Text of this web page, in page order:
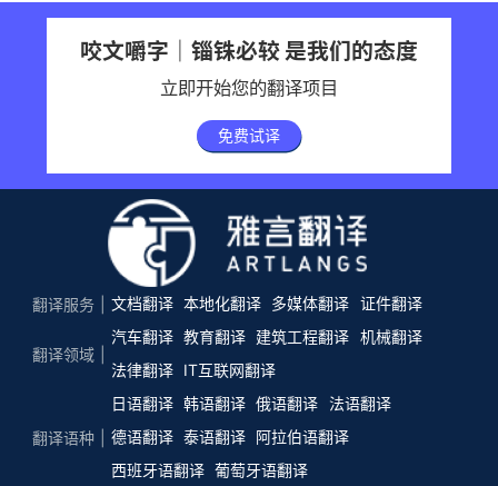
咬文嚼字｜锱铢必较 是我们的态度
立即开始您的翻译项目
免费试译
翻译服务 文档翻译 本地化翻译 多媒体翻译 证件翻译
翻译领域
汽车翻译 教育翻译 建筑工程翻译 机械翻译
法律翻译
IT互联网翻译
翻译语种
日语翻译 韩语翻译 俄语翻译
法语翻译
德语翻译 泰语翻译 阿拉伯语翻译
西班牙语翻译 葡萄牙语翻译